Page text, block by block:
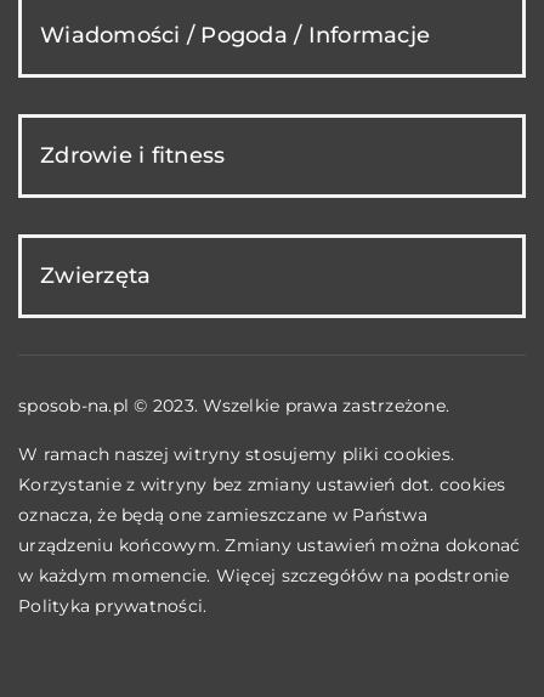
Wiadomości / Pogoda / Informacje
Zdrowie i fitness
Zwierzęta
sposob-na.pl © 2023. Wszelkie prawa zastrzeżone.
W ramach naszej witryny stosujemy pliki cookies.
Korzystanie z witryny bez zmiany ustawień dot. cookies
oznacza, że będą one zamieszczane w Państwa
urządzeniu końcowym. Zmiany ustawień można dokonać
w każdym momencie. Więcej szczegółów na podstronie
Polityka prywatności.